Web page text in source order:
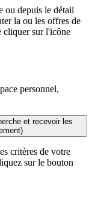
ou depuis le détail
la ou les offres de
cliquer sur l'icône
personnel,
et recevoir les
critères de votre
sur le bouton